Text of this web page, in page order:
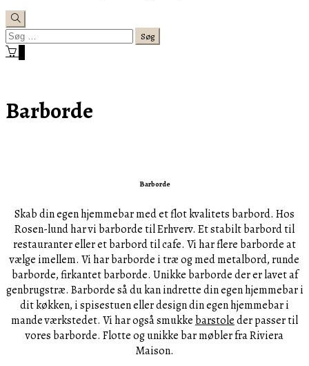
Search
Søg
efter:
Barborde
Barborde
Skab din egen hjemmebar med et flot kvalitets barbord. Hos
Rosen-lund har vi barborde til Erhverv. Et stabilt barbord til
restauranter eller et barbord til cafe. Vi har flere barborde at
vælge imellem. Vi har barborde i træ og med metalbord, runde
barborde, firkantet barborde. Unikke barborde der er lavet af
genbrugstræ. Barborde så du kan indrette din egen hjemmebar i
dit køkken, i spisestuen eller design din egen hjemmebar i
mande værkstedet. Vi har også smukkebarstoleder passer til
vores barborde. Flotte og unikke bar møbler fra Riviera
Maison.